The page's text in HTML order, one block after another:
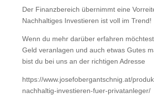
Der Finanzbereich übernimmt eine
Nachhaltiges Investieren ist voll im Trend!
Wenn du mehr darüber erfahren
Geld veranlagen und auch etwas Gutes
bist du bei uns an der richtigen Adresse
https://www.josefobergantschnig.at/
nachhaltig-investieren-fuer-privatanleger/